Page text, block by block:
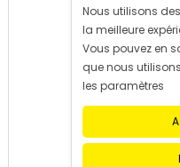
Nous utilisons
la meilleure
Vous pouvez en
que nous
les paramètres